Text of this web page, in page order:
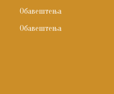
Обавештења
Обавештења